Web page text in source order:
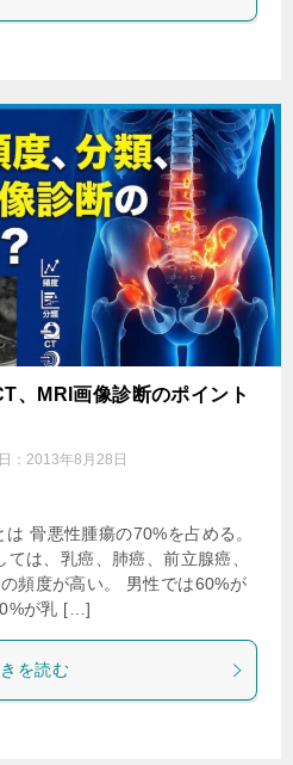
、MRI画像診断のポイント
： 2013年8月28日
骨悪性腫瘍の70%を占める。
は、乳癌、肺癌、前立腺癌、
頻度が高い。 男性では60%が
が乳 […]
を読む